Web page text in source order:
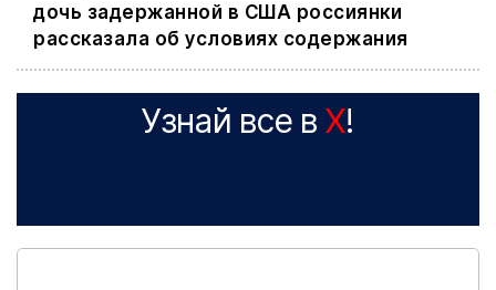
дочь задержанной в США россиянки
рассказала об условиях содержания
Узнай все в X!